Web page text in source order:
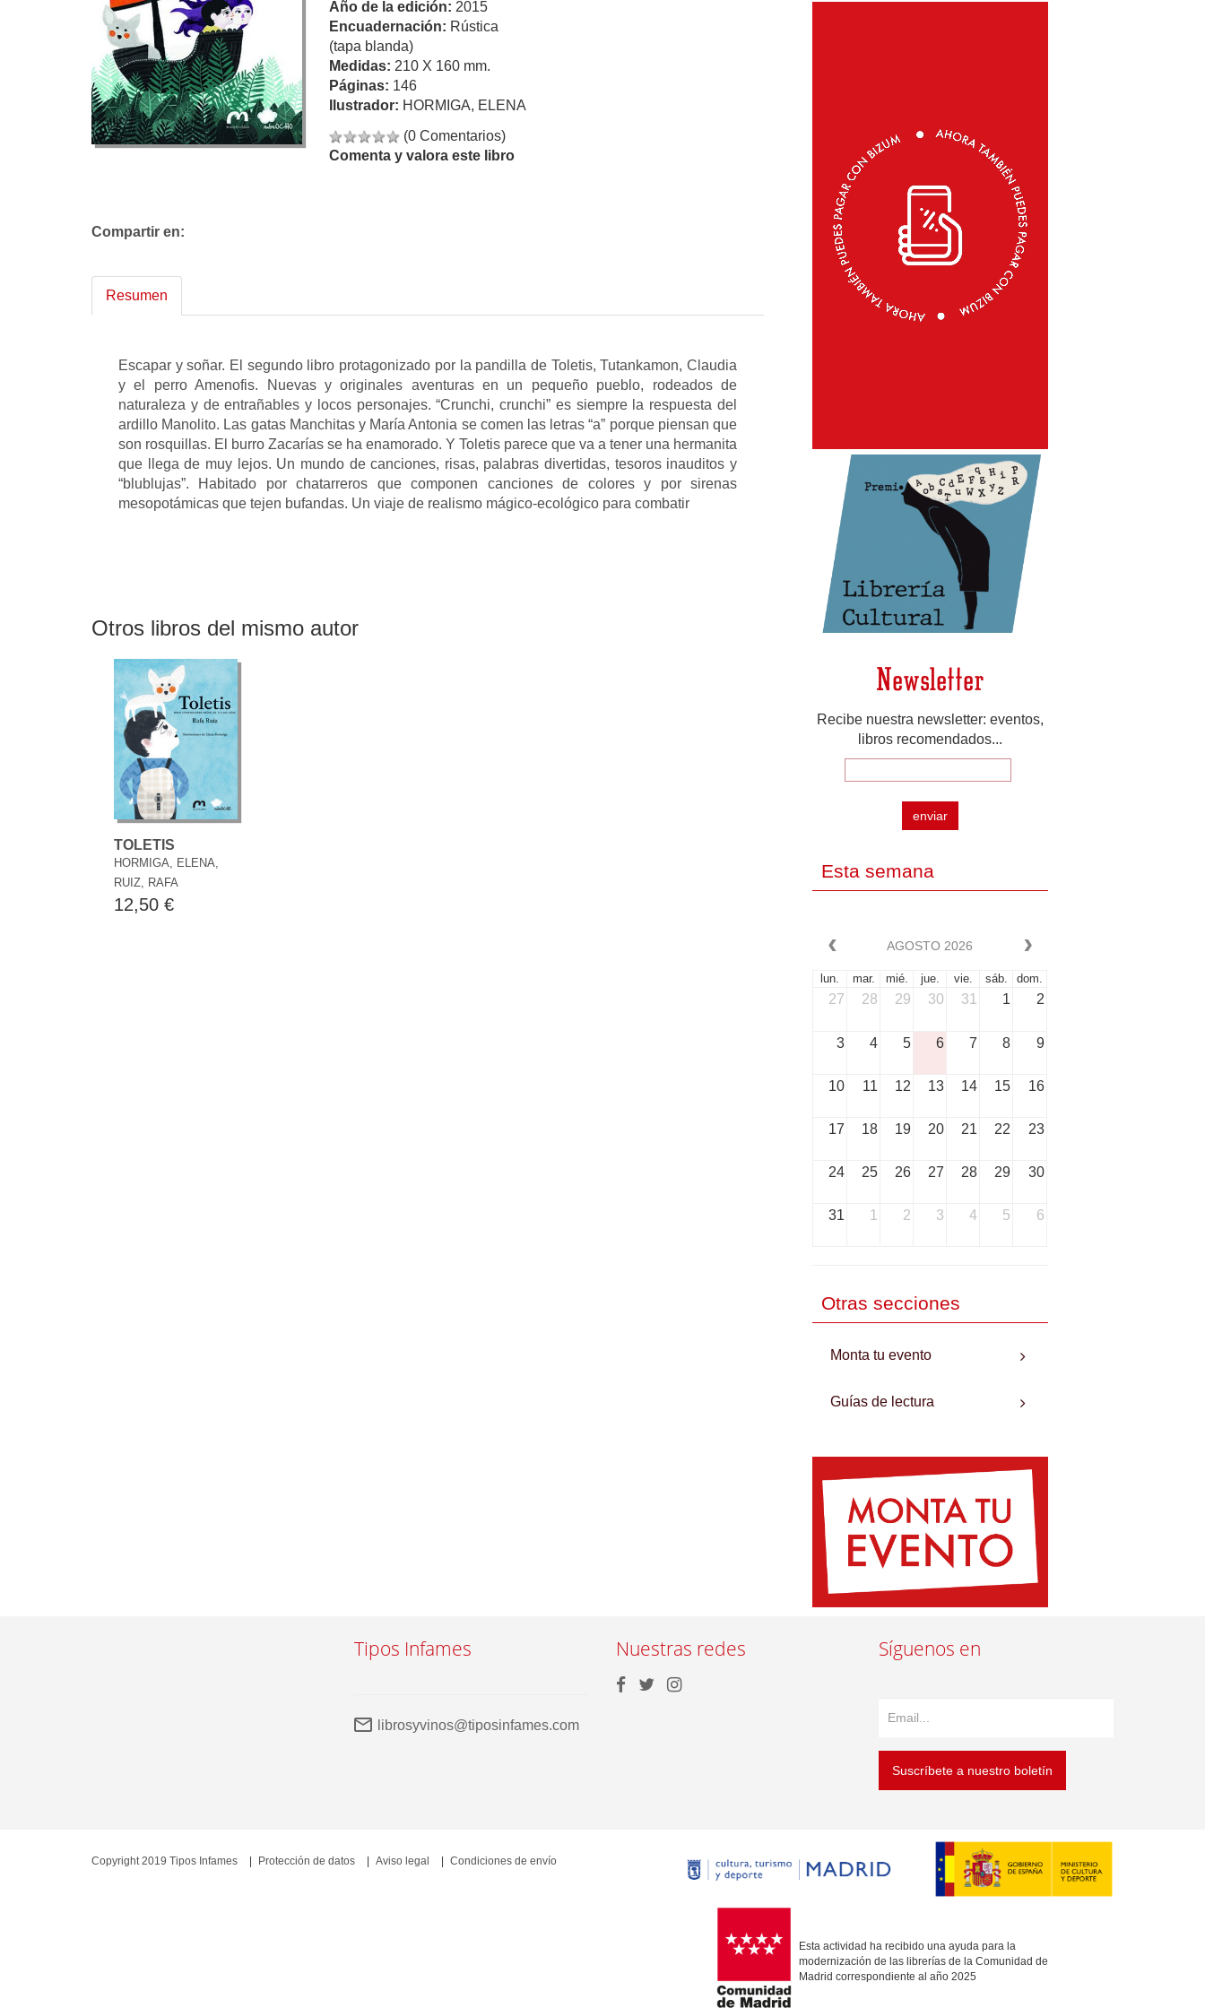
Año de la edición: 2015
Encuadernación: Rústica
(tapa blanda)
Medidas: 210 X 160 mm.
Páginas: 146
Ilustrador: HORMIGA, ELENA
(0 Comentarios)
Comenta y valora este libro
Compartir en:
Resumen
Escapar y soñar. El segundo libro protagonizado por la pandilla de Toletis, Tutankamon, Claudia
y el perro Amenofis. Nuevas y originales aventuras en un pequeño pueblo, rodeados de
naturaleza y de entrañables y locos personajes. “Crunchi, crunchi” es siempre la respuesta del
ardillo Manolito. Las gatas Manchitas y María Antonia se comen las letras “a” porque piensan que
son rosquillas. El burro Zacarías se ha enamorado. Y Toletis parece que va a tener una hermanita
que llega de muy lejos. Un mundo de canciones, risas, palabras divertidas, tesoros inauditos y
“blublujas”. Habitado por chatarreros que componen canciones de colores y por sirenas
mesopotámicas que tejen bufandas. Un viaje de realismo mágico-ecológico para combatir
Otros libros del mismo autor
TOLETIS
HORMIGA, ELENA,
RUIZ, RAFA
12,50 €
Newsletter
Recibe nuestra newsletter: eventos,
libros recomendados...
enviar
Esta semana
AGOSTO 2026
lun. mar. mié. jue. vie. sáb. dom.
27 28 29 30 31 1 2
3 4 5 6 7 8 9
10 11 12 13 14 15 16
17 18 19 20 21 22 23
24 25 26 27 28 29 30
31 1 2 3 4 5 6
Otras secciones
Monta tu evento
Guías de lectura
Tipos Infames
librosyvinos@tiposinfames.com
Nuestras redes Síguenos en
Suscríbete a nuestro boletín
Esta actividad ha recibido una ayuda para la
modernización de las librerías de la Comunidad de
Madrid correspondiente al año 2025
Copyright 2019 Tipos Infames Protección de datos Aviso legal Condiciones de envío